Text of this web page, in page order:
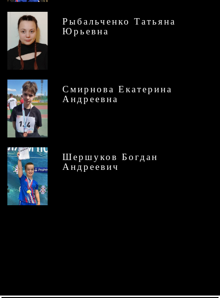
Рыбальченко Татьяна
Юрьевна
Смирнова Екатерина
Андреевна
Шершуков Богдан
Андреевич